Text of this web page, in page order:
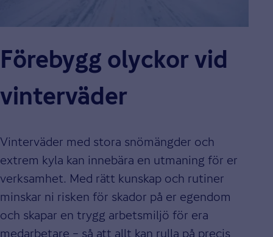
Förebygg olyckor vid
vinterväder
Vinterväder med stora snömängder och
extrem kyla kan innebära en utmaning för er
verksamhet. Med rätt kunskap och rutiner
minskar ni risken för skador på er egendom
och skapar en trygg arbetsmiljö för era
medarbetare – så att allt kan rulla på precis